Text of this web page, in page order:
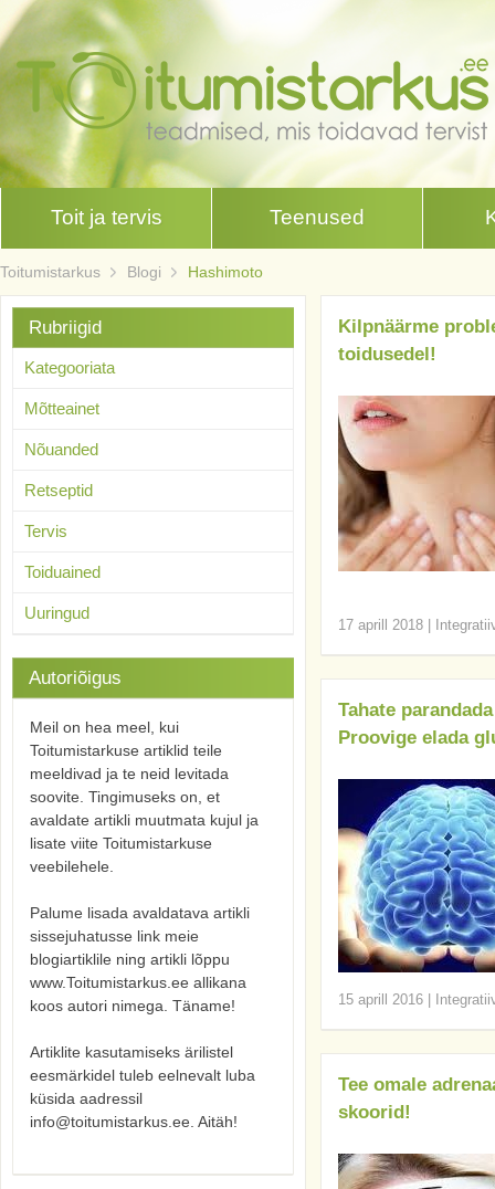
Toit ja tervis Teenused
Toitumistarkus Blogi Hashimoto
Kilpnäärme
toidusedel!
17 aprill 2018
Tahate
Proovige elada
15 aprill 2016
Tee omale
skoorid!
Rubriigid
Kategooriata
Mõtteainet
Nõuanded
Retseptid
Tervis
Toiduained
Uuringud
Autoriõigus
Meil on hea meel, kui
Toitumistarkuse artiklid teile
meeldivad ja te neid levitada
soovite. Tingimuseks on, et
avaldate artikli muutmata kujul ja
lisate viite Toitumistarkuse
veebilehele.
Palume lisada avaldatava artikli
sissejuhatusse link meie
blogiartiklile ning artikli lõppu
www.Toitumistarkus.ee allikana
koos autori nimega. Täname!
Artiklite kasutamiseks ärilistel
eesmärkidel tuleb eelnevalt luba
küsida aadressil
info@toitumistarkus.ee. Aitäh!